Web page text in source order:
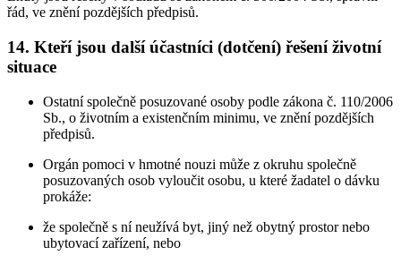
řád, ve znění pozdějších předpisů.
14. Kteří jsou další účastníci (dotčení) řešení životní
situace
Ostatní společně posuzované osoby podle zákona č. 110/2006
Sb., o životním a existenčním minimu, ve znění pozdějších
předpisů.
Orgán pomoci v hmotné nouzi může z okruhu společně
posuzovaných osob vyloučit osobu, u které žadatel o dávku
prokáže:
že společně s ní neužívá byt, jiný než obytný prostor nebo
ubytovací zařízení, nebo